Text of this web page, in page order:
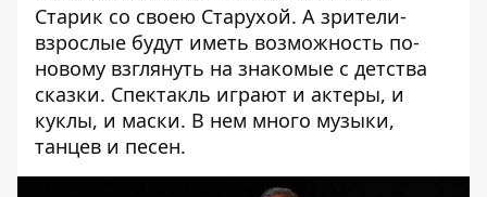
Старик со своею Старухой. А зрители-
взрослые будут иметь возможность по-
новому взглянуть на знакомые с детства
сказки. Спектакль играют и актеры, и
куклы, и маски. В нем много музыки,
танцев и песен.